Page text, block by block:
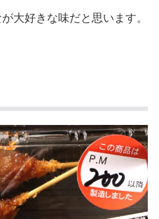
大好きな味だと思います。